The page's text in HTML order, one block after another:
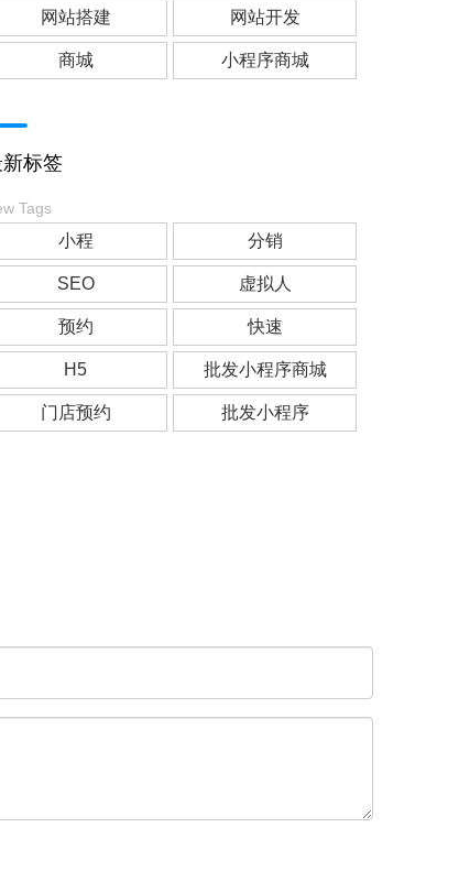
网站搭建 网站开发
商城 小程序商城
标签
Tags
小程 分销
SEO 虚拟人
预约 快速
H5 批发小程序商城
门店预约 批发小程序